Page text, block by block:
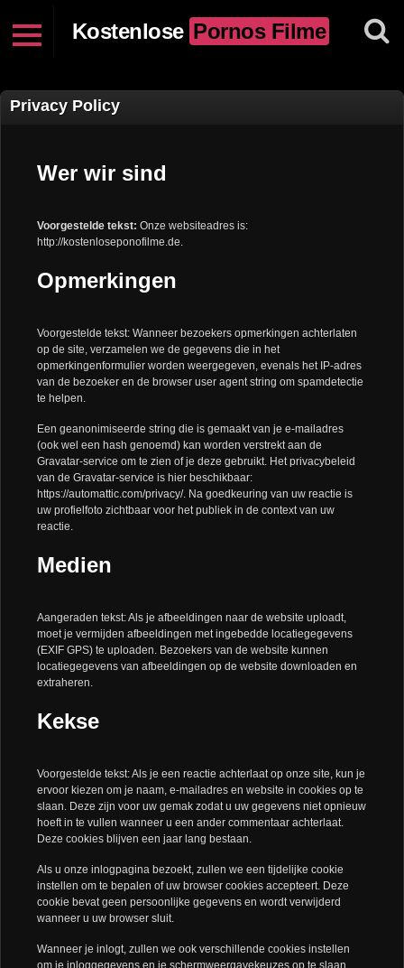
Kostenlose Pornos Filme
Privacy Policy
Wer wir sind
Voorgestelde tekst: Onze websiteadres is:
http://kostenloseponofilme.de.
Opmerkingen
Voorgestelde tekst: Wanneer bezoekers opmerkingen achterlaten
op de site, verzamelen we de gegevens die in het
opmerkingenformulier worden weergegeven, evenals het IP-adres
van de bezoeker en de browser user agent string om spamdetectie
te helpen.
Een geanonimiseerde string die is gemaakt van je e-mailadres
(ook wel een hash genoemd) kan worden verstrekt aan de
Gravatar-service om te zien of je deze gebruikt. Het privacybeleid
van de Gravatar-service is hier beschikbaar:
https://automattic.com/privacy/. Na goedkeuring van uw reactie is
uw profielfoto zichtbaar voor het publiek in de context van uw
reactie.
Medien
Aangeraden tekst: Als je afbeeldingen naar de website uploadt,
moet je vermijden afbeeldingen met ingebedde locatiegegevens
(EXIF GPS) te uploaden. Bezoekers van de website kunnen
locatiegegevens van afbeeldingen op de website downloaden en
extraheren.
Kekse
Voorgestelde tekst: Als je een reactie achterlaat op onze site, kun je
ervoor kiezen om je naam, e-mailadres en website in cookies op te
slaan. Deze zijn voor uw gemak zodat u uw gegevens niet opnieuw
hoeft in te vullen wanneer u een ander commentaar achterlaat.
Deze cookies blijven een jaar lang bestaan.
Als u onze inlogpagina bezoekt, zullen we een tijdelijke cookie
instellen om te bepalen of uw browser cookies accepteert. Deze
cookie bevat geen persoonlijke gegevens en wordt verwijderd
wanneer u uw browser sluit.
Wanneer je inlogt, zullen we ook verschillende cookies instellen
om je inloggegevens en je schermweergavekeuzes op te slaan.